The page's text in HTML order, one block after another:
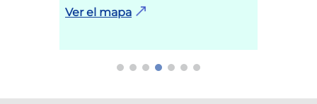
Ver el mapa